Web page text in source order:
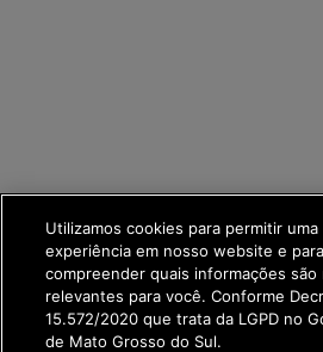
Utilizamos cookies para permitir uma
experiência em nosso website e
compreender quais informações são
relevantes para você. Conforme
15.572/2020 que trata da LGPD no
de Mato Grosso do Sul.